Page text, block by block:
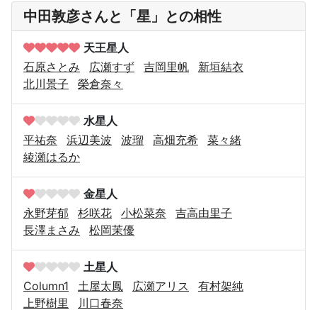
中田敦彦さんと「星」との相性
天王星人
石原さとみ
広瀬すず 吉岡里帆
新垣結衣
北川景子
榮倉奈々
水星人
平祐奈
浜辺美波 波瑠 高畑充希
菜々緒
綾瀬はるか
金星人
永野芽郁
杉咲花 小松菜奈
吉高由里子
長澤まさみ
松岡茉優
土星人
Column1
土屋太鳳 広瀬アリス
有村架純
上野樹里
川口春奈